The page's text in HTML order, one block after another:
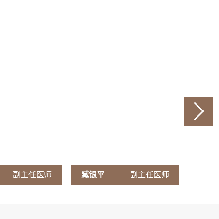
副主任医师 臧银平 副主任医师